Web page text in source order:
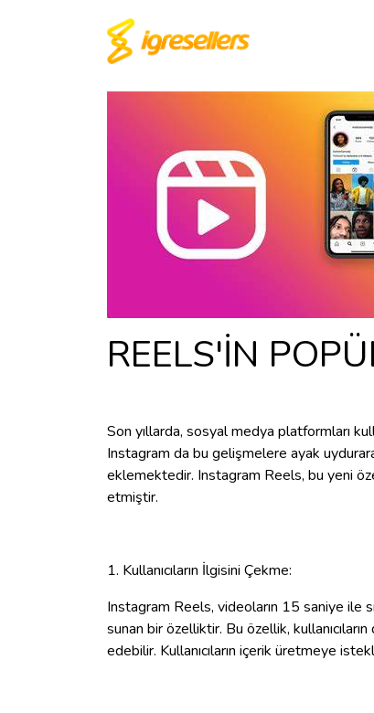
REELS'İN
Son yıllarda, sosyal medya platformları
Instagram da bu gelişmelere ayak
eklemektedir. Instagram Reels, bu yeni
etmiştir.
1. Kullanıcıların İlgisini Çekme:
Instagram Reels, videoların 15 saniye ile
sunan bir özelliktir. Bu özellik,
edebilir. Kullanıcıların içerik üretmeye